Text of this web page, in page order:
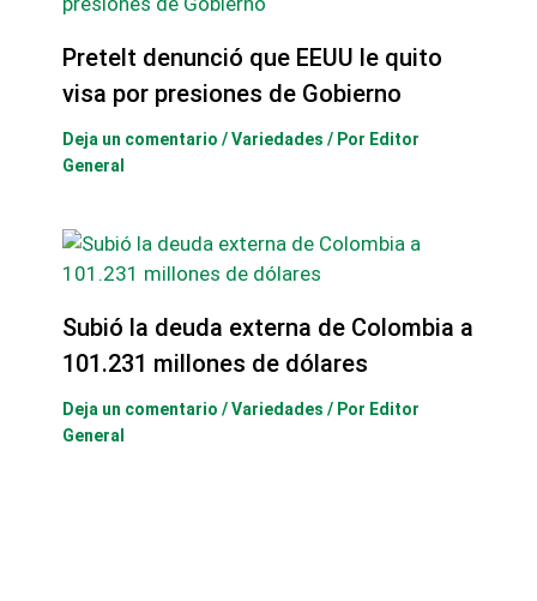
Pretelt denunció que EEUU le quito
visa por presiones de Gobierno
Deja un comentario /Variedades / Por Editor
General
Subió la deuda externa de Colombia a
101.231 millones de dólares
Deja un comentario /Variedades / Por Editor
General